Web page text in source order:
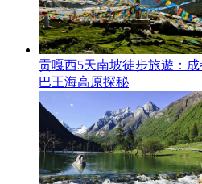
贡嘎西5天南坡徒步旅遊：
巴王海高原探秘